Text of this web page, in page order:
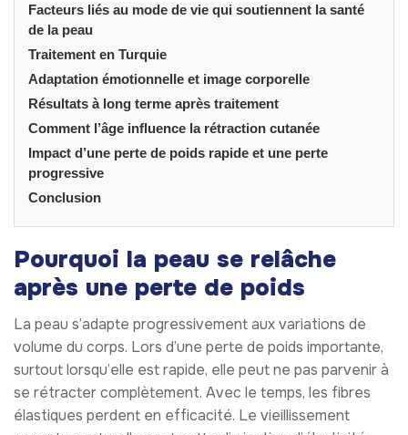
Facteurs liés au mode de vie qui soutiennent la santé
de la peau
Traitement en Turquie
Adaptation émotionnelle et image corporelle
Résultats à long terme après traitement
Comment l’âge influence la rétraction cutanée
Impact d’une perte de poids rapide et une perte
progressive
Conclusion
Pourquoi la peau se relâche
après une perte de poids
La peau s’adapte progressivement aux variations de
volume du corps. Lors d’une perte de poids importante,
surtout lorsqu’elle est rapide, elle peut ne pas parvenir à
se rétracter complètement. Avec le temps, les fibres
élastiques perdent en efficacité. Le vieillissement